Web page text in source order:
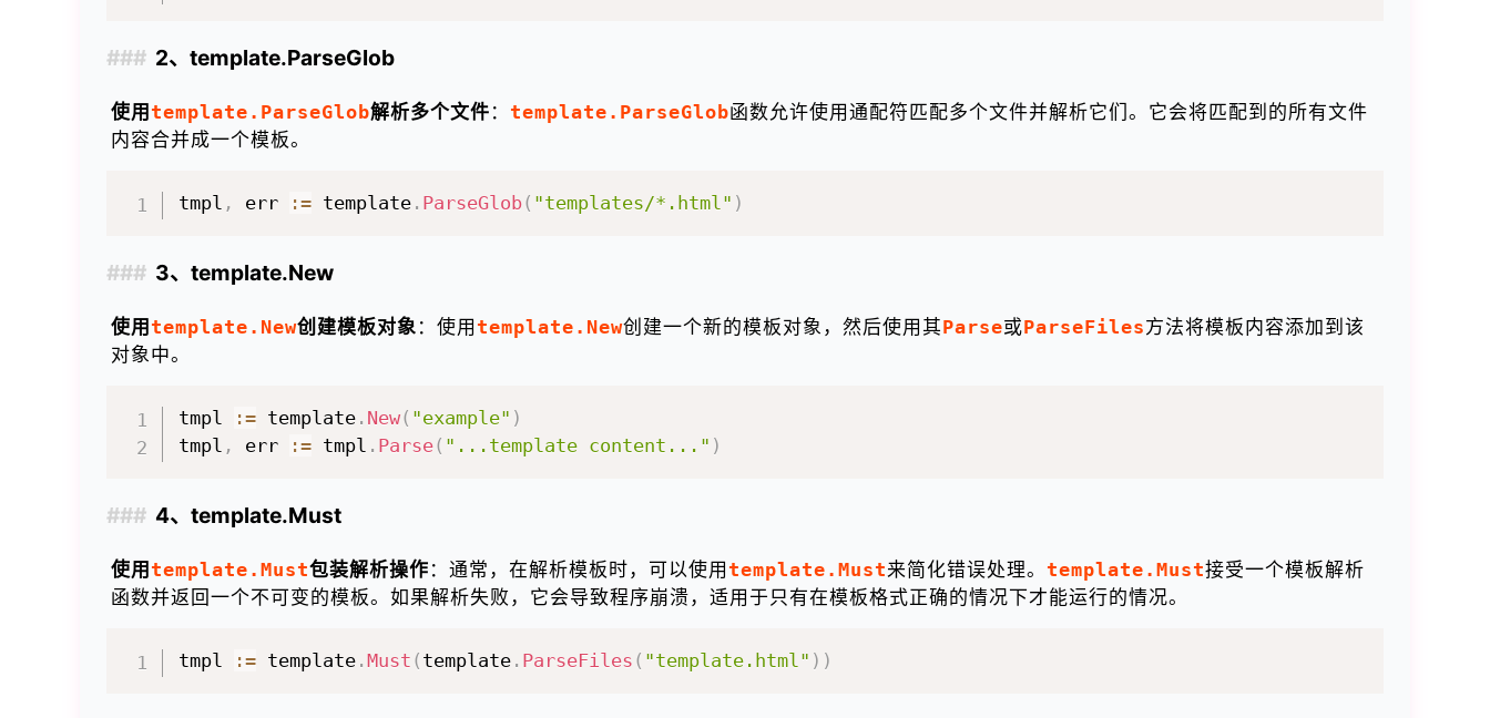
2、template.ParseGlob
使用 template.ParseGlob解析多个文件 ： template.ParseGlob函数允许使用通配符匹配多个文件并解析它们。它会将匹配到的所有文件
内容合并成一个模板。
tmpl , err := template. ParseGlob( "templates/*.html" )
3、template.New
使用 template.New创建模板对象 ：使用 template.New创建一个新的模板对象，然后使用其Parse或ParseFiles方法将模板内容添加到该
对象中。
tmpl := template. New( "example" )
tmpl , err := tmpl . Parse( "...template content..." )
4、template.Must
使用 template.Must包装解析操作 ：通常，在解析模板时，可以使用 template.Must来简化错误处理。 template.Must接受一个模板解析
函数并返回一个不可变的模板。如果解析失败，它会导致程序崩溃，适用于只有在模板格式正确的情况下才能运行的情况。
tmpl := template. Must ( template. ParseFiles ( "template.html" ) )